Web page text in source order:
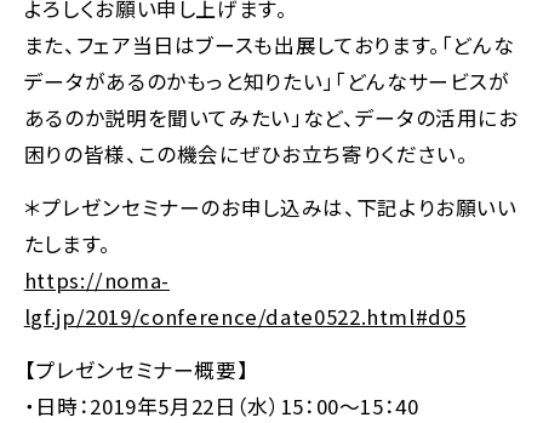
よろしくお願い申し上げます。
また、フェア当日はブースも出展しております。「どんな
データがあるのかもっと知りたい」「どんなサービスが
あるのか説明を聞いてみたい」など、データの活用にお
困りの皆様、この機会にぜひお立ち寄りください。
＊プレゼンセミナーのお申し込みは、下記よりお願いい
たします。
https://noma-
lgf.jp/2019/conference/date0522.html#d05
【プレゼンセミナー概要】
・日時：2019年5月22日（水）15：00～15：40